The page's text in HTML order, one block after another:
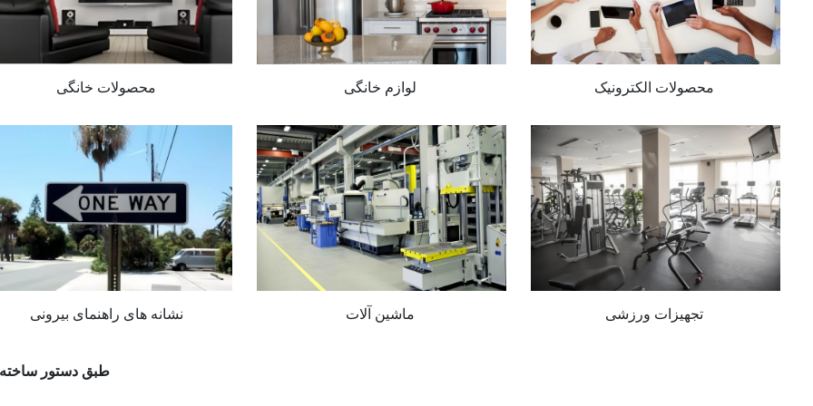
محصولات الکترونیک لوازم خانگی محصولات خانگی
تجهیزات ورزشی ماشین آلات نشانه های راهنمای بیرونی
طبق دستور